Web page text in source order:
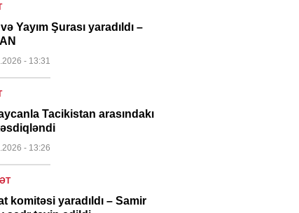
Yayım Şurası yaradıldı –
- 13:31
Tacikistan arasındakı
- 13:26
komitəsi yaradıldı – Samir